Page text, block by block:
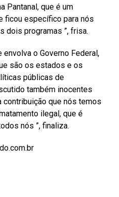
Pantanal, que é um
ficou específico para nós
dois programas ”, frisa.
envolva o Governo Federal,
são os estados e os
públicas de
também inocentes
contribuição que nós temos
ilegal, que é
nós ”, finaliza.